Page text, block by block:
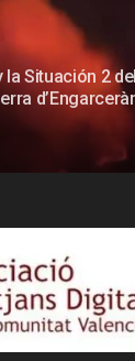
la Situación 2